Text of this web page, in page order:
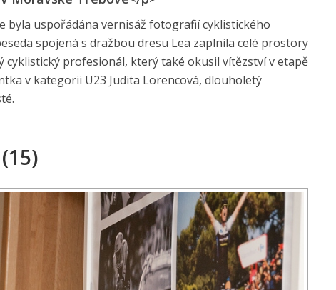
byla uspořádána vernisáž fotografií cyklistického
spojená s dražbou dresu Lea zaplnila celé prostory
cyklistický profesionál, který také okusil vítězství v etapě
v kategorii U23 Judita Lorencová, dlouholetý